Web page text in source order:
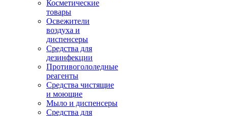
Косметические
товары
Освежители
воздуха и
диспенсеры
Средства для
дезинфекции
Противогололедные
реагенты
Средства чистящие
и моющие
Мыло и диспенсеры
Средства для